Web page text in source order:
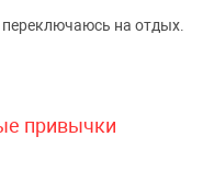
на отдых.
привычки